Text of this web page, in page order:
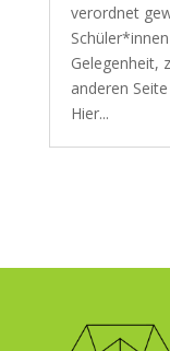
verordnet
Gelegenheit,
anderen
Hier...